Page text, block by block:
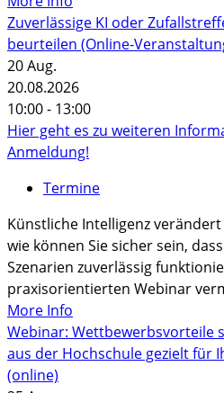
Zuverlässige KI oder
beurteilen (Online-
20Aug.
20.08.2026
10:00 - 13:00
Hier geht es zu weiteren
Anmeldung!
Termine
Künstliche Intelligenz
wie können Sie sicher sein,
Szenarien zuverlässig
praxisorientierten Webinar
More Info
Webinar: Wettbewerbsvorteile
aus der Hochschule gezielt für
(online)